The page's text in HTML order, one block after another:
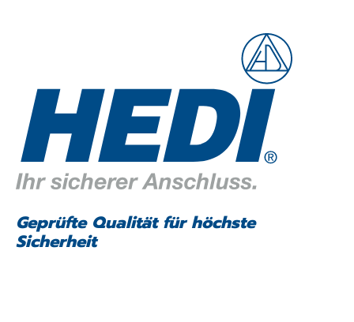
Geprüfte Qualität für höchste
Sicherheit